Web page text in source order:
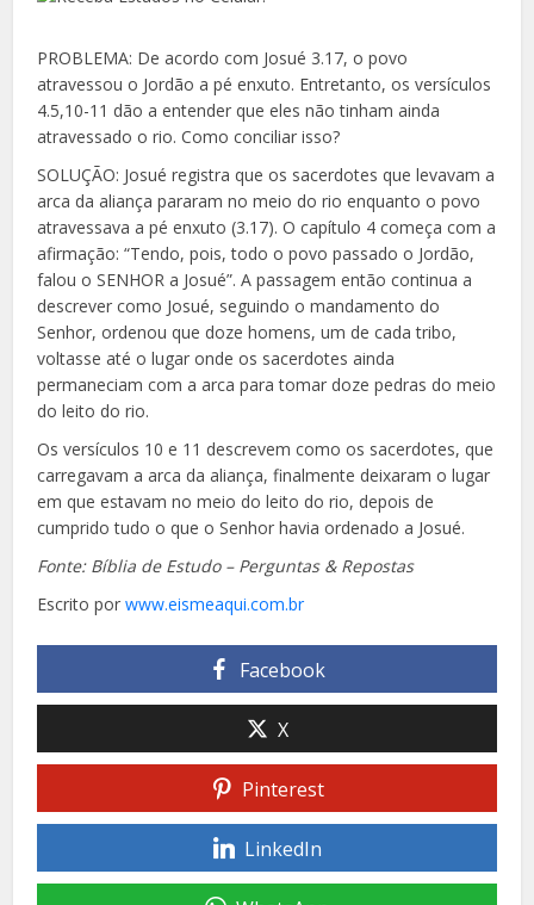
PROBLEMA: De acordo com Josué 3.17, o povo
atravessou o Jordão a pé enxuto. Entretanto, os versículos
4.5,10-11 dão a entender que eles não tinhamainda
atravessado o rio. Como conciliar isso?
SOLUÇÃO: Josué registra que os sacerdotes que levavam a
arca da aliança pararam no meio do rio enquanto o povo
atravessava a pé enxuto (3.17). O capítulo 4 começa com a
afirmação: “Tendo, pois, todo o povo passado o Jordão,
falou o SENHOR a Josué”. A passagem então continua a
descrever como Josué, seguindo o mandamento do
Senhor, ordenou que doze homens, um de cada tribo,
voltasse até o lugar onde os sacerdotes ainda
permaneciam com a arca para tomar doze pedras do meio
do leito do rio.
Os versículos 10 e 11 descrevem como os sacerdotes, que
carregavam a arca da aliança, finalmente deixaram o lugar
em que estavam no meio do leito do rio, depois de
cumprido tudo o que o Senhor havia ordenado a Josué.
Fonte: Bíblia de Estudo – Perguntas & Repostas
Escrito porwww.eismeaqui.com.br
Facebook
X
Pinterest
LinkedIn